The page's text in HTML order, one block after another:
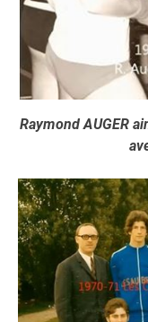
Raymond AUGER